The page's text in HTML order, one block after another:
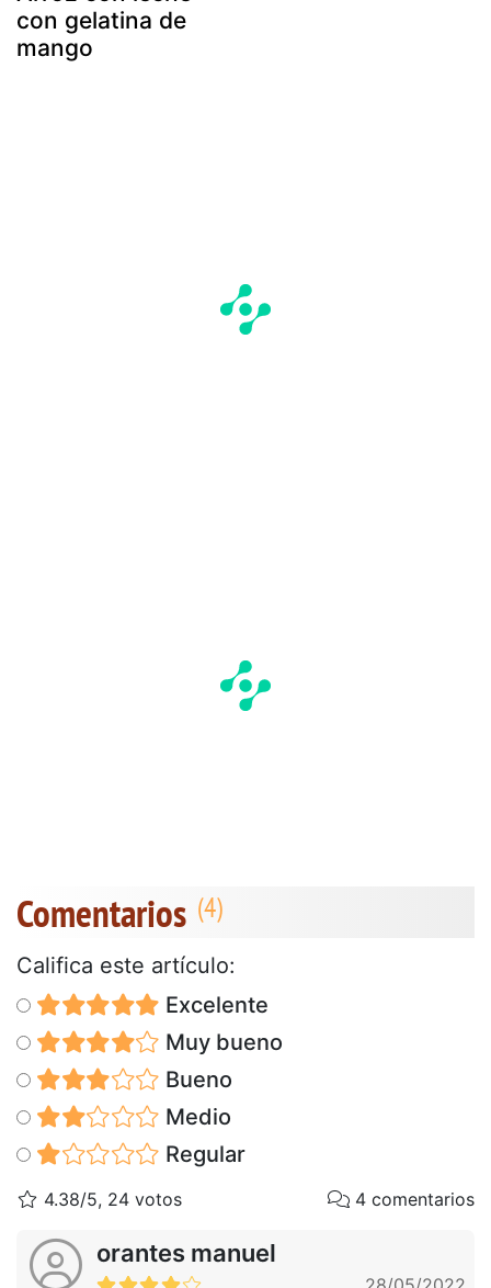
con gelatina de
mango
Comentarios
Califica este artículo:
Excelente
Muy bueno
Bueno
Medio
Regular
4.38/5, 24 votos 4 comentarios
orantes manuel